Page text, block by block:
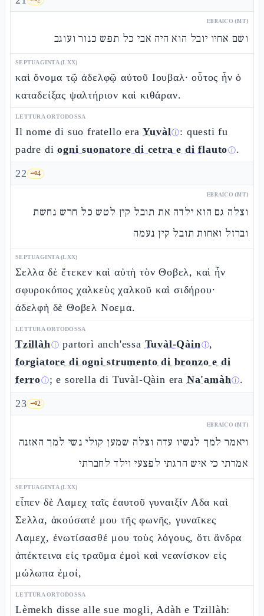
EBRAICO (MT)
ושם אחיו יובל הוא היה אבי כל תפש כנור ועוגב
SEPTUAGINTA (LXX)
καὶ ὄνομα τῷ ἀδελφῷ αὐτοῦ Ιουβαλ· οὗτος ἦν ὁ
καταδείξας ψαλτήριον καὶ κιθάραν.
LETTURA ORTODOSSA
Il nome di suo fratello eraYuvàlⓘ: questi fu
padre diogni suonatore di cetra e di flautoⓘ.
22 🗝️4
EBRAICO (MT)
וצלה גם הוא ילדה את תובל קין לטש כל חרש נחשת
וברזל ואחות תובל קין נעמה
SEPTUAGINTA (LXX)
Σελλα δὲ ἔτεκεν καὶ αὐτὴ τὸν Θοβελ, καὶ ἦν
σφυροκόπος χαλκεὺς χαλκοῦ καὶ σιδήρου·
ἀδελφὴ δὲ Θοβελ Νοεμα.
LETTURA ORTODOSSA
Tzillàhⓘ partorì anch'essa Tuvàl-Qàinⓘ,
forgiatore di ogni strumento di bronzo e di
ferroⓘ; e sorella di Tuvàl-Qàin era Na'amàhⓘ.
23 🗝️2
EBRAICO (MT)
ויאמר למך לנשיו עדה וצלה שמען קולי נשי למך האזנה
אמרתי כי איש הרגתי לפצעי וילד לחברתי
SEPTUAGINTA (LXX)
εἶπεν δὲ Λαμεχ ταῖς ἑαυτοῦ γυναιξίν Αδα καὶ
Σελλα, ἀκούσατέ μου τῆς φωνῆς, γυναῖκες
Λαμεχ, ἐνωτίσασθέ μου τοὺς λόγους, ὅτι ἄνδρα
ἀπέκτεινα εἰς τραῦμα ἐμοὶ καὶ νεανίσκον εἰς
μώλωπα ἐμοί,
LETTURA ORTODOSSA
Lèmekh disse alle sue mogli, Adàh e Tzillàh: